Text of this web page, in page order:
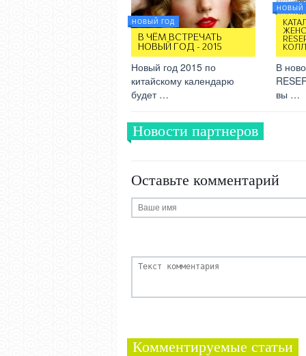
НОВЫЙ ГОД
В ЧЁМ ВСТРЕЧАТЬ
НОВЫЙ ГОД - 2015
Новый год 2015 по
китайскому календарю
будет …
НОВЫЙ
В
вы …
Новости партнеров
Оставьте комментарий
Комментируемые статьи